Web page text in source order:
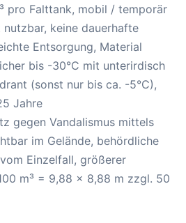
pro Falttank, mobil / temporär
keine dauerhafte
Entsorgung, Material
bis -30°C mit unterirdisch
(sonst nur bis ca. -5°C),
Jahre
gegen Vandalismus mittels
im Gelände, behördliche
Einzelfall, größerer
m³ = 9,88 x 8,88 m zzgl. 50